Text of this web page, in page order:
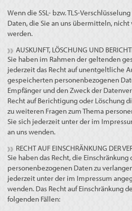
Wenn die SSL- bzw. TLS-
Daten, die Sie an uns übermitteln,
werden.
AUSKUNFT, LÖSCHUNG UND
Sie haben im Rahmen der geltenden
jederzeit das Recht auf unentgeltliche
gespeicherten personenbezogenen
Empfänger und den Zweck der
Recht auf Berichtigung oder Löschung
zu weiteren Fragen zum Thema
Sie sich jederzeit unter der im
an uns wenden.
RECHT AUF EINSCHRÄNKUNG DER
Sie haben das Recht, die
personenbezogenen Daten zu
jederzeit unter der im Impressum
wenden. Das Recht auf Einschränkung
folgenden Fällen: